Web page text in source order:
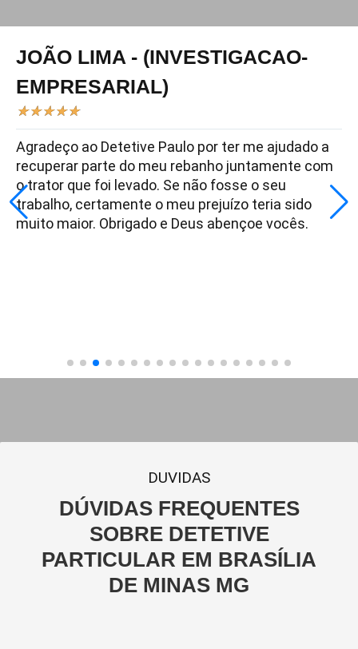
JOÃO LIMA - (INVESTIGACAO-
EMPRESARIAL)
★★★★★
Agradeço ao Detetive Paulo por ter me ajudado a
recuperar parte do meu rebanho juntamente com
o trator que foi levado. Se não fosse o seu
trabalho, certamente o meu prejuízo teria sido
muito maior. Obrigado e Deus abençoe vocês.
DUVIDAS
DÚVIDAS FREQUENTES
SOBRE DETETIVE
PARTICULAR EM BRASÍLIA
DE MINAS MG